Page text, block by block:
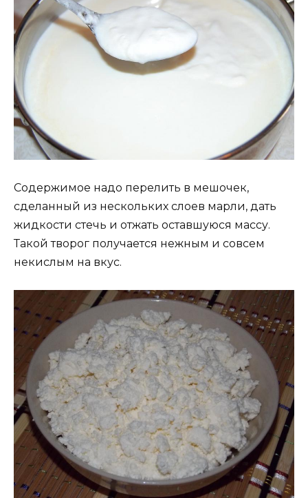
Содержимое надо перелить в мешочек,
сделанный из нескольких слоев марли, дать
жидкости стечь и отжать оставшуюся массу.
Такой творог получается нежным и совсем
некислым на вкус.